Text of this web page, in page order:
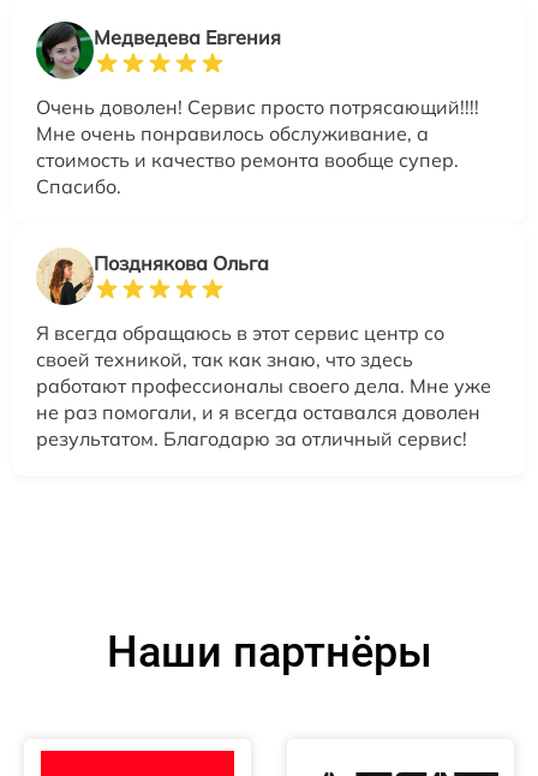
Медведева Евгения
Очень доволен! Сервис просто потрясающий!!!!
Мне очень понравилось обслуживание, а
стоимость и качество ремонта вообще супер.
Спасибо.
Позднякова Ольга
Я всегда обращаюсь в этот сервис центр со
своей техникой, так как знаю, что здесь
работают профессионалы своего дела. Мне уже
не раз помогали, и я всегда оставался доволен
результатом. Благодарю за отличный сервис!
Наши партнёры